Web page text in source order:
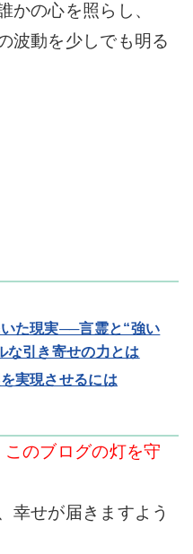
かの心を照らし、
波動を少しでも明る
た現実──言霊と“強い
な引き寄せの力とは
実現させるには
のブログの灯を守
幸せが届きますよう